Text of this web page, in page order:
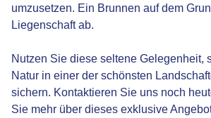
umzusetzen. Ein Brunnen auf dem
Liegenschaft ab.
Nutzen Sie diese seltene Gelegenheit,
Natur in einer der schönsten
sichern. Kontaktieren Sie uns noch
Sie mehr über dieses exklusive